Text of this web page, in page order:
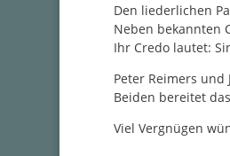
Den liederlichen
Neben bekannten
Ihr Credo lautet:
Peter Reimers
Beiden bereitet
Viel Vergnügen